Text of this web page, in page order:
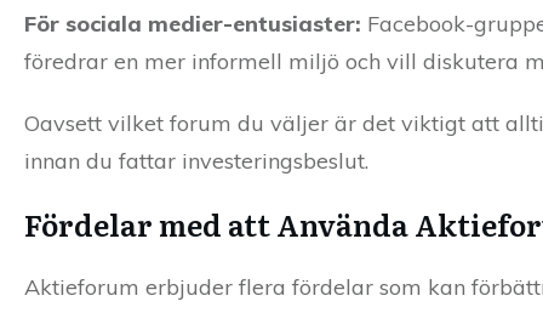
För sociala medier-entusiaster: Facebook-
föredrar en mer informell miljö och vill diskutera
Oavsett vilket forum du väljer är det viktigt att
innan du fattar investeringsbeslut.
Fördelar med att Använda
Aktieforum erbjuder flera fördelar som kan